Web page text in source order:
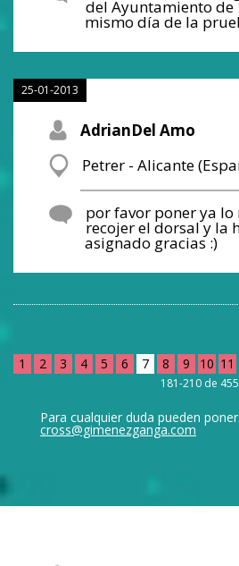
del Ayuntamiento de
mismo día de la
25-01-2013
AdrianDel Amo
Petrer - Alicante
por favor poner ya lo
recojer el dorsal y la
asignado gracias :)
1 2 3 4 5 6 7 8 9 10 11
181-210 de 455
Para cualquier duda pueden
cross@gimenezganga.com